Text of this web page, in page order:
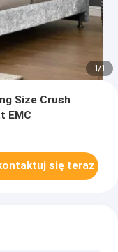
1/1
Size Crush
EMC
się teraz